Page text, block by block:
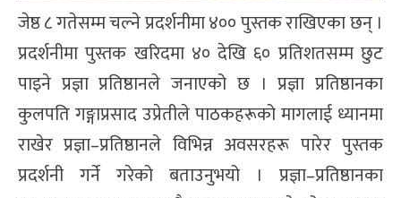
जेष्ठ ८ गतेसम्म चल्ने प्रदर्शनीमा ४०० पुस्तक राखिएका छन् ।
प्रदर्शनीमा पुस्तक खरिदमा ४० देखि ६० प्रतिशतसम्म छुट
पाइने प्रज्ञा प्रतिष्ठानले जनाएको छ । प्रज्ञा प्रतिष्ठानका
कुलपति गङ्गाप्रसाद उप्रेतीले पाठकहरूको मागलाई ध्यानमा
राखेर प्रज्ञा–प्रतिष्ठानले विभिन्न अवसरहरू पारेर पुस्तक
प्रदर्शनी गर्ने गरेको बताउनुभयो । प्रज्ञा–प्रतिष्ठानका